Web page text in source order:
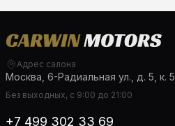
Адрес салона
Москва, 6-Радиальная ул., д. 5, к. 5
Без выходных, с 9:00 до 21:00
+7 499 302 33 69